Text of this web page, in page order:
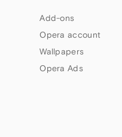
Add-ons
Opera account
Wallpapers
Opera Ads